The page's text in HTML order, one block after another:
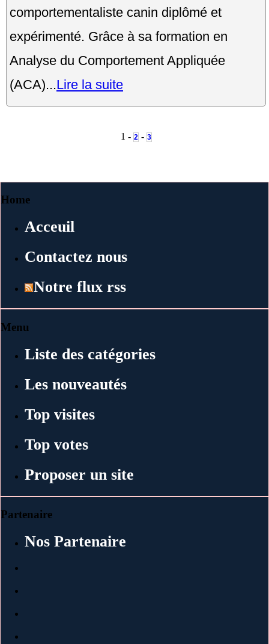
comportementaliste canin diplômé et
expérimenté. Grâce à sa formation en
Analyse du Comportement Appliquée
(ACA)...Lire la suite
1 - 2 - 3
Home
Acceuil
Contactez nous
Notre flux rss
Menu
Liste des catégories
Les nouveautés
Top visites
Top votes
Proposer un site
Partenaire
Nos Partenaire